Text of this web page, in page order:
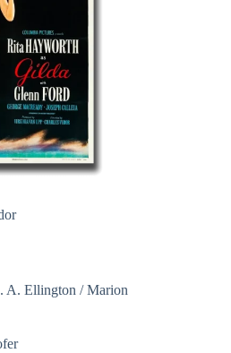
A. Ellington / Marion